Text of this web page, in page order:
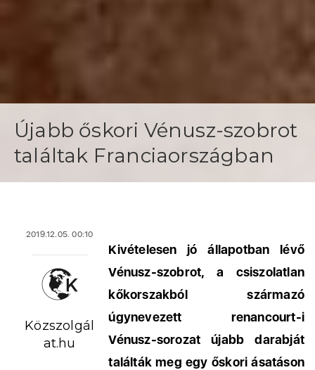
Újabb őskori Vénusz-szobrot
találtak Franciaországban
2019.12.05. 00:10
Közszolgál
at.hu
Kivételesen jó állapotban lévő
Vénusz-szobrot, a csiszolatlan
kőkorszakból származó
úgynevezett renancourt-i
Vénusz-sorozat újabb darabját
találták meg egy őskori ásatáson